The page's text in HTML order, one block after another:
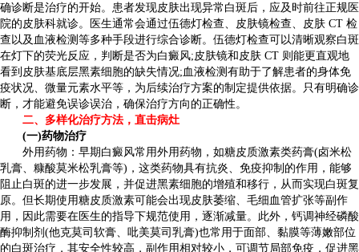
确诊断是治疗的开始。患者发现皮肤出现异常白斑后，应及时前往正规医
院的皮肤科就诊。医生通常会通过伍德灯检查、皮肤镜检查、皮肤 CT 检
查以及血液检测等多种手段进行综合诊断。伍德灯检查可以清晰观察白斑
在灯下的荧光反应，判断是否为白癜风;皮肤镜和皮肤 CT 则能更直观地
看到皮肤基底层黑素细胞的缺失情况;血液检测有助于了解患者的身体免
疫状况、微量元素水平等，为后续治疗方案的制定提供依据。只有明确诊
断，才能避免误诊误治，确保治疗方向的正确性。
二、多样化治疗方法，直击病灶
(一)药物治疗
外用药物：早期白癜风常用外用药物，如糖皮质激素类药膏(卤米松
乳膏、糠酸莫米松乳膏等)，这类药物具有抗炎、免疫抑制的作用，能够
阻止白斑的进一步发展，并促进黑素细胞的增殖和移行，从而实现白斑复
原。但长期使用糖皮质激素可能会出现皮肤萎缩、毛细血管扩张等副作
用，因此需要在医生的指导下规范使用，逐渐减量。此外，钙调神经磷酸
酶抑制剂(他克莫司软膏、吡美莫司乳膏)也常用于面部、黏膜等薄嫩部位
的白斑治疗，其安全性较高，副作用相对较小，可调节局部免疫，促进黑